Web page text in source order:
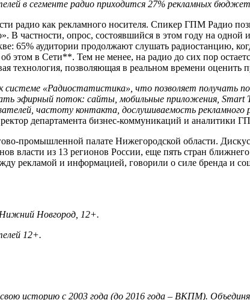
в сегменте радио приходится 27% рекламных
радио как рекламного носителя. Спикер ГПМ Радио
частности, опрос, состоявшийся в этом году на одной
65% аудитории продолжают слушать радиостанцию,
в Сети**. Тем не менее, на радио до сих пор
технология, позволяющая в реальном времени
системе «Радиостатистика» , что позволяет получать
эфирный поток: сайты, мобильные приложения, Smart
частоту контакта, дослушиваемость
департамента бизнес-коммуникаций и аналитики
промышленной палате Нижегородской области.
власти из 13 регионов России, еще пять стран
рекламой и информацией, говорили о силе бренда и
Нижний Новгород, 12+.
12+.
историю с 2003 года (до 2016 года – ВКПМ).